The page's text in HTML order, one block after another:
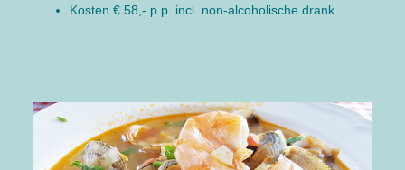
Kosten € 58,- p.p. incl. non-alcoholische drank